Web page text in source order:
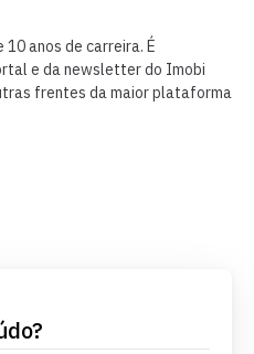
anos de carreira. É
e da newsletter do Imobi
frentes da maior plataforma